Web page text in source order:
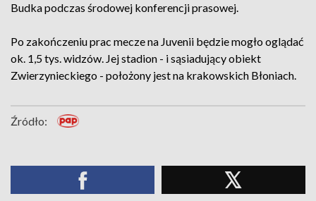
Budka podczas środowej konferencji prasowej.
Po zakończeniu prac mecze na Juvenii będzie mogło oglądać
ok. 1,5 tys. widzów. Jej stadion - i sąsiadujący obiekt
Zwierzynieckiego - położony jest na krakowskich Błoniach.
Źródło: